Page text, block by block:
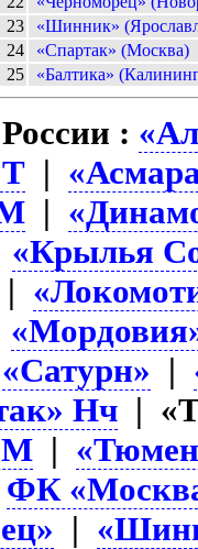
23
«Шинник»
24
«Спартак» (Москва)
25
«Балтика»
:
|
|
«Крылья
|
«Сатурн» |
Нч |
М |
ФК
|